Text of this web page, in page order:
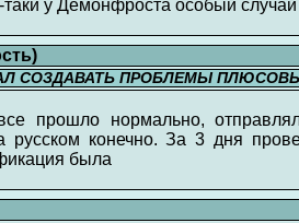
таки у Демонфроста особый
СОЗДАВАТЬ ПРОБЛЕМЫ
прошло нормально,
русском конечно. За 3 дня
была